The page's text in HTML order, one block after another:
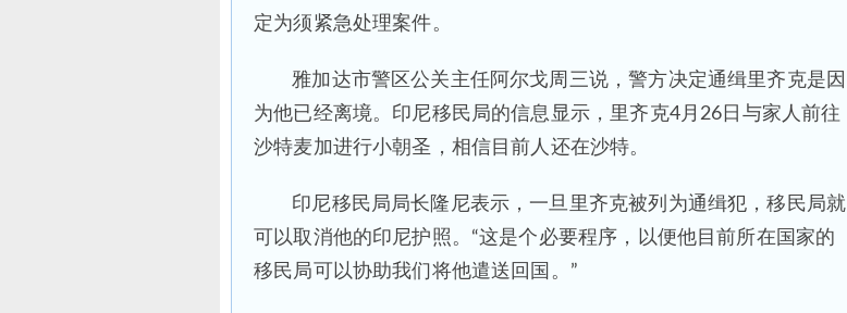
定为须紧急处理案件。
雅加达市警区公关主任阿尔戈周三说，警方决定通缉里齐克是因
为他已经离境。印尼移民局的信息显示，里齐克4月26日与家人前往
沙特麦加进行小朝圣，相信目前人还在沙特。
印尼移民局局长隆尼表示，一旦里齐克被列为通缉犯，移民局就
可以取消他的印尼护照。“这是个必要程序，以便他目前所在国家的
移民局可以协助我们将他遣送回国。”